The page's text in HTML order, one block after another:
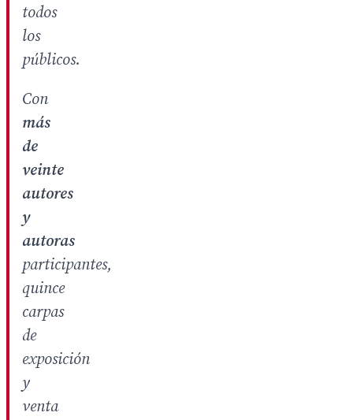
todos
los
públicos.
Con
más
de
veinte
autores
y
autoras
participantes,
quince
carpas
de
exposición
y
venta